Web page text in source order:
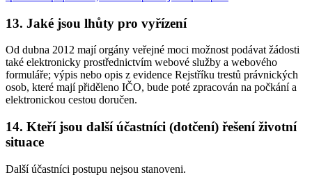
13. Jaké jsou lhůty pro vyřízení
Od dubna 2012 mají orgány veřejné moci možnost podávat žádosti
také elektronicky prostřednictvím webové služby a webového
formuláře; výpis nebo opis z evidence Rejstříku trestů právnických
osob, které mají přiděleno IČO, bude poté zpracován na počkání a
elektronickou cestou doručen.
14. Kteří jsou další účastníci (dotčení) řešení životní
situace
Další účastníci postupu nejsou stanoveni.